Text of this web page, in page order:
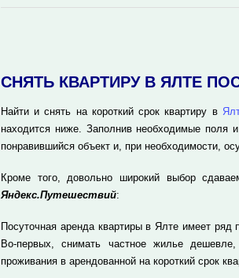
СНЯТЬ КВАРТИРУ В ЯЛТЕ
Найти и снять на короткий срок квартиру в
находится ниже. Заполнив необходимые поля
понравившийся объект и, при необходимости,
Кроме того, довольно широкий выбор
Яндекс.Путешествий:
Посуточная аренда квартиры в Ялте имеет
Во-первых, снимать частное жилье
проживания в арендованной на короткий срок